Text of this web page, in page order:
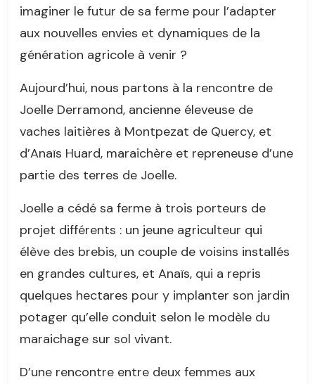
imaginer le futur de sa ferme pour l’adapter
aux nouvelles envies et dynamiques de la
génération agricole à venir ?
Aujourd’hui, nous partons à la rencontre de
Joelle Derramond, ancienne éleveuse de
vaches laitières à Montpezat de Quercy, et
d’Anaïs Huard, maraichère et repreneuse d’une
partie des terres de Joelle.
Joelle a cédé sa ferme à trois porteurs de
projet différents : un jeune agriculteur qui
élève des brebis, un couple de voisins installés
en grandes cultures, et Anaïs, qui a repris
quelques hectares pour y implanter son jardin
potager qu’elle conduit selon le modèle du
maraichage sur sol vivant.
D’une rencontre entre deux femmes aux